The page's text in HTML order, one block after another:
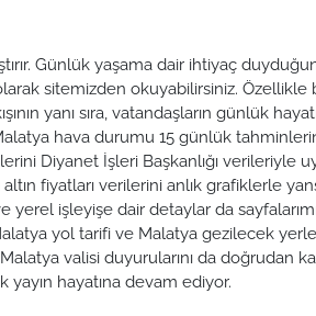
Günlük yaşama dair ihtiyaç
sitemizden okuyabilirsiniz. Özellikle
yanı sıra, vatandaşların günlük
hava durumu 15 günlük
Diyanet İşleri Başkanlığı verileriyle
fiyatları verilerini anlık grafiklerle
işleyişe dair detaylar da
yol tarifi ve Malatya gezilecek
valisi duyurularını da doğrudan
hayatına devam ediyor.